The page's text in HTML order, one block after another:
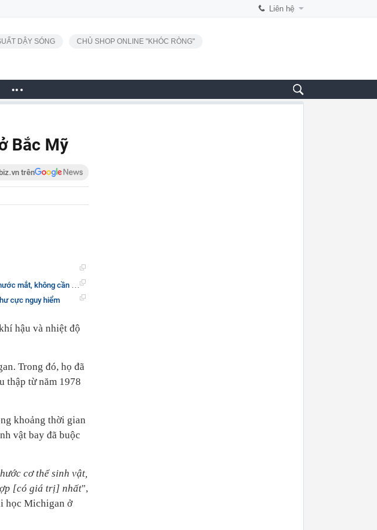
Liên hệ
DẬY SÓNG CHỦ SHOP ONLINE "KHÓC RÒNG"
Bắc Mỹ
trên
tay lấy máu như trước
cực nguy hiểm
hậu và nhiệt độ
Trong đó, họ đã
thập từ năm 1978
khoảng thời gian
vật bay đã buộc
cơ thể sinh vật,
[có giá trị] nhất",
học Michigan ở